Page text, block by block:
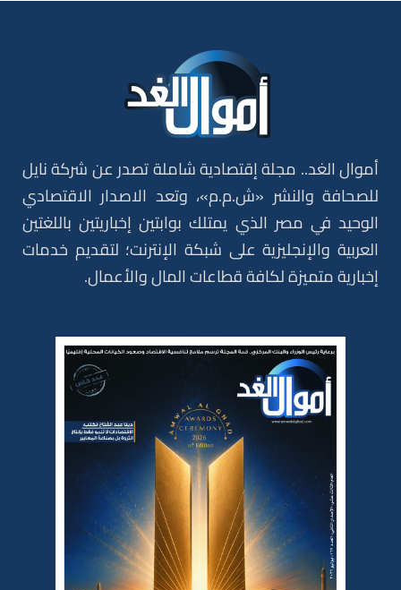
أموال الغد.. مجلة إقتصادية شاملة تصدر عن شركة نايل
للصحافة والنشر «ش.م.م»، وتعد الاصدار الاقتصادي
الوحيد في مصر الذي يمتلك بوابتين إخباريتين باللغتين
العربية والإنجليزية على شبكة الإنترنت؛ لتقديم خدمات
إخبارية متميزة لكافة قطاعات المال والأعمال.